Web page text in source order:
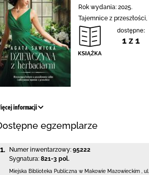
Rok wydania: 2025.
Tajemnice z
dostępne:
1 z 1
informacji
egzemplarze
1. Numer inwentarzowy: 95222
Sygnatura: 821-3 pol.
Miejska Biblioteka Publiczna w Makowie Mazowieckim